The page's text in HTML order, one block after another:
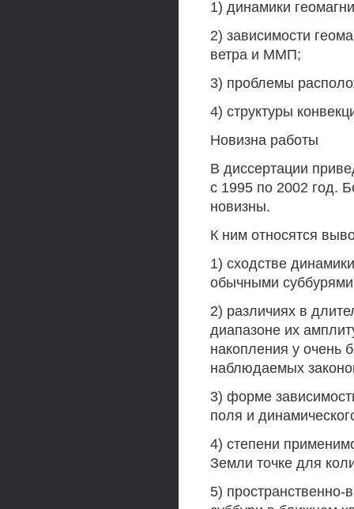
1) динамики
2) зависимости
ветра и ММП;
3) проблемы
4) структуры
Новизна работы
В диссертации
с 1995 по 2002 год.
новизны.
К ним относятся
1) сходстве
обычными
2) различиях в
диапазоне их
накопления у очень
наблюдаемых
3) форме
поля и
4) степени
Земли точке для
5) пространственно-